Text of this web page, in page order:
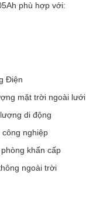
phù hợp với:
Điện
mặt trời ngoài lưới
di động
nghiệp
khẩn cấp
ngoài trời